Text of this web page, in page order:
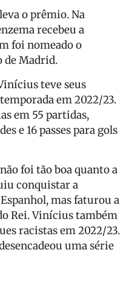
o prêmio. Na
recebeu a
foi nomeado o
de Madrid.
teve seus
em 2022/23.
em 55 partidas,
e 16 passes para gols
foi tão boa quanto a
conquistar a
mas faturou a
Rei. Vinícius também
racistas em 2022/23.
uma série